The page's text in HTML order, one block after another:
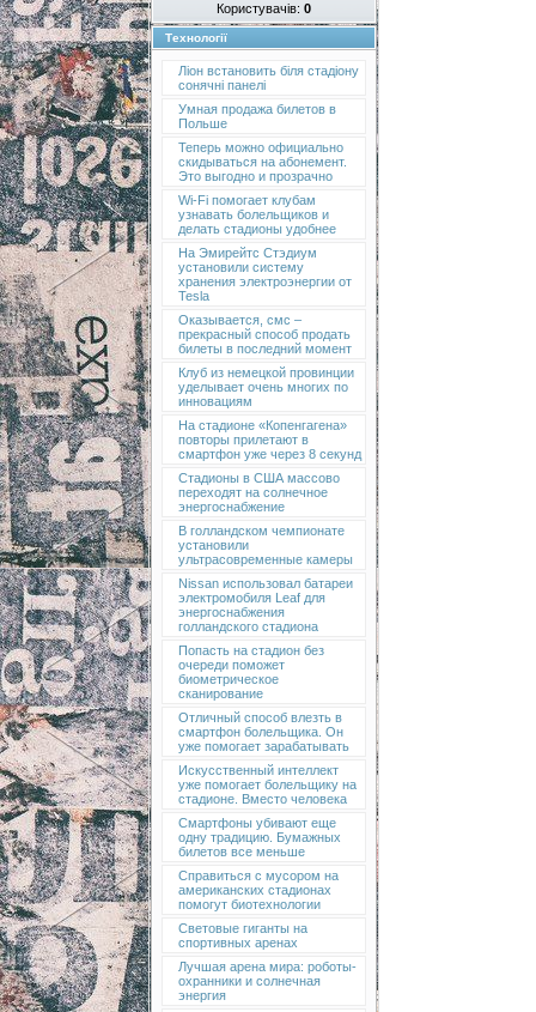
Користувачів: 0
Технології
Ліон встановить біля стадіону
сонячні панелі
Умная продажа билетов в
Польше
Теперь можно официально
скидываться на абонемент.
Это выгодно и прозрачно
Wi-Fi помогает клубам
узнавать болельщиков и
делать стадионы удобнее
На Эмирейтс Стэдиум
установили систему
хранения электроэнергии от
Tesla
Оказывается, смс –
прекрасный способ продать
билеты в последний момент
Клуб из немецкой провинции
уделывает очень многих по
инновациям
На стадионе «Копенгагена»
повторы прилетают в
смартфон уже через 8 секунд
Стадионы в США массово
переходят на солнечное
энергоснабжение
В голландском чемпионате
установили
ультрасовременные камеры
Nissan использовал батареи
электромобиля Leaf для
энергоснабжения
голландского стадиона
Попасть на стадион без
очереди поможет
биометрическое
сканирование
Отличный способ влезть в
смартфон болельщика. Он
уже помогает зарабатывать
Искусственный интеллект
уже помогает болельщику на
стадионе. Вместо человека
Смартфоны убивают еще
одну традицию. Бумажных
билетов все меньше
Справиться с мусором на
американских стадионах
помогут биотехнологии
Световые гиганты на
спортивных аренах
Лучшая арена мира: роботы-
охранники и солнечная
энергия